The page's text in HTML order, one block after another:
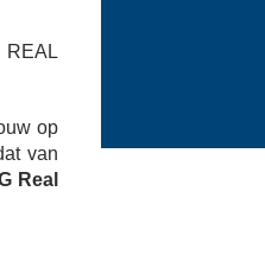
REAL
op
van
Real